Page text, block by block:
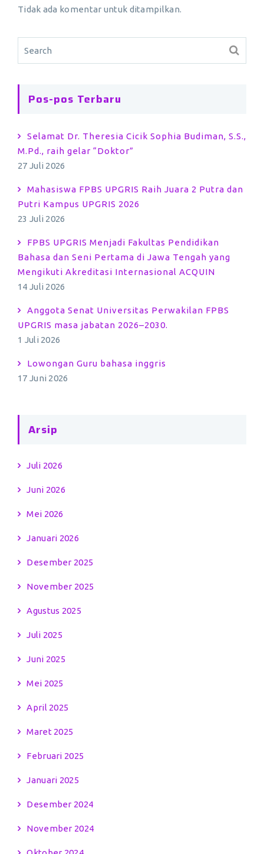
Tidak ada komentar untuk ditampilkan.
Pos-pos Terbaru
Selamat Dr. Theresia Cicik Sophia Budiman, S.S.,
M.Pd., raih gelar “Doktor”
27 Juli 2026
Mahasiswa FPBS UPGRIS Raih Juara 2 Putra dan
Putri Kampus UPGRIS 2026
23 Juli 2026
FPBS UPGRIS Menjadi Fakultas Pendidikan
Bahasa dan Seni Pertama di Jawa Tengah yang
Mengikuti Akreditasi Internasional ACQUIN
14 Juli 2026
Anggota Senat Universitas Perwakilan FPBS
UPGRIS masa jabatan 2026–2030.
1 Juli 2026
Lowongan Guru bahasa inggris
17 Juni 2026
Arsip
Juli 2026
Juni 2026
Mei 2026
Januari 2026
Desember 2025
November 2025
Agustus 2025
Juli 2025
Juni 2025
Mei 2025
April 2025
Maret 2025
Februari 2025
Januari 2025
Desember 2024
November 2024